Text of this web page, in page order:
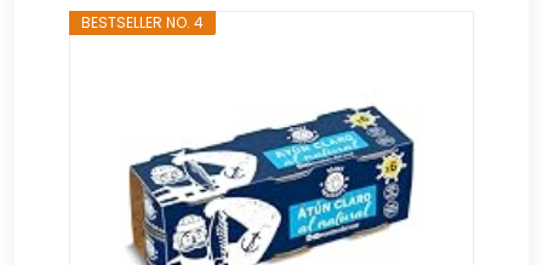
BESTSELLER NO. 4